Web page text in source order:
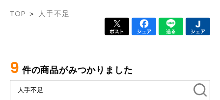
TOP 人手不足
9 件の商品がみつかりました